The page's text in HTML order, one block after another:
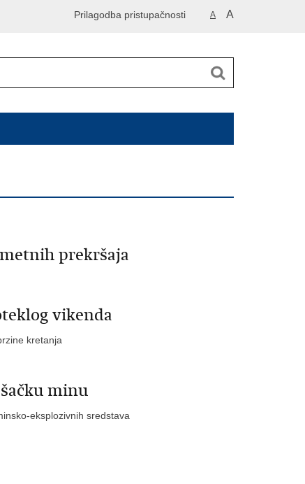
A A
Prilagodba pristupačnosti
prekršaja
vikenda
kretanja
minu
eksplozivnih sredstava